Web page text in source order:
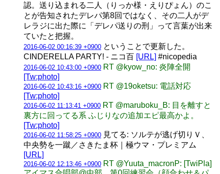
認。送り込まれる二人（りっか様・えりぴょん）のこ
とが告知されたデレパ第8回ではなく、その二人がデ
レラジに出た際に「デレパ送りの刑」って言葉が出来
ていたと把握。
2016-06-02 00:16:39 +0900 ということで更新した。
CINDERELLA PARTY! - ニコ百 [URL] #nicopedia
2016-06-02 10:43:00 +0900 RT @kyow_no: 炎陣全開
[Tw:photo]
2016-06-02 10:43:16 +0900 RT @19oketsu: 電話対応
[Tw:photo]
2016-06-02 11:13:41 +0900 RT @maruboku_B: 目を離すと
裏方に回ってる系 ふじりなの追加エピ最高かよ。
[Tw:photo]
2016-06-02 11:58:25 +0900 見てる: ソルテが逃げ切りＶ、
中央勢を一蹴／さきたま杯｜極ウマ・プレミアム
[URL]
2016-06-02 12:13:46 +0900 RT @Yuuta_macronP: [TwiPla]